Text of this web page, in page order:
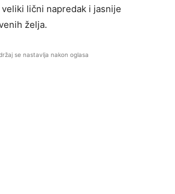
lični napredak i jasnije
želja.
se nastavlja nakon oglasa